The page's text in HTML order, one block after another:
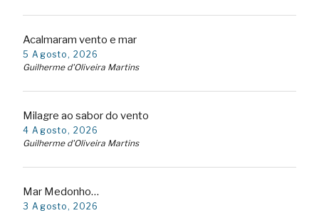
Acalmaram vento e mar
5 Agosto, 2026
Guilherme d'Oliveira Martins
Milagre ao sabor do vento
4 Agosto, 2026
Guilherme d'Oliveira Martins
Mar Medonho…
3 Agosto, 2026